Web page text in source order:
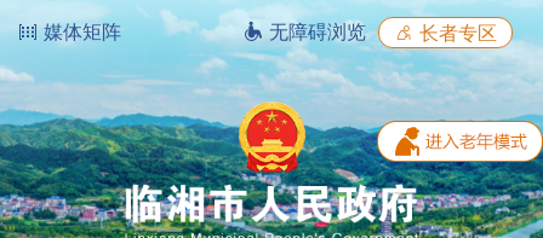
媒体矩阵 无障碍浏览 长者专区